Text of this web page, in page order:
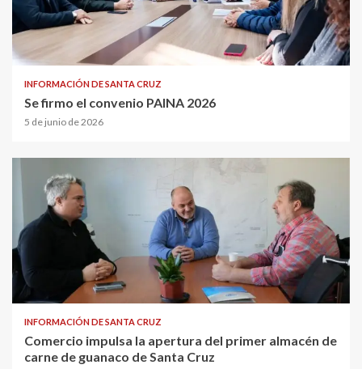
INFORMACIÓN DE SANTA CRUZ
Se firmo el convenio PAINA 2026
5 de junio de 2026
INFORMACIÓN DE SANTA CRUZ
Comercio impulsa la apertura del primer almacén de
carne de guanaco de Santa Cruz